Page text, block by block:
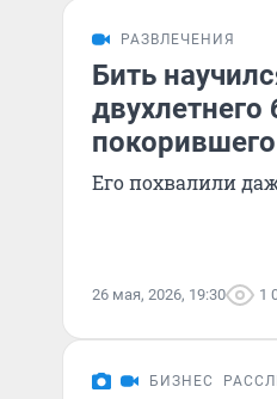
РАЗВЛЕЧЕНИЯ
Бить
Его похвалили
26 мая, 2026, 19:30 1
БИЗНЕС